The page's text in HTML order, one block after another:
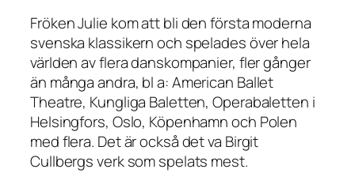
Fröken Julie kom att bli den första moderna
svenska klassikern och spelades över hela
världen av flera danskompanier, fler gånger
än många andra, bl a: American Ballet
Theatre, Kungliga Baletten, Operabaletten i
Helsingfors, Oslo, Köpenhamn och Polen
med flera. Det är också det va Birgit
Cullbergs verk som spelats mest.